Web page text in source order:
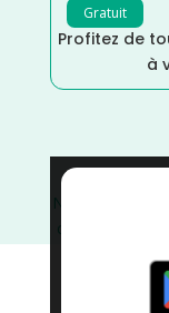
Gratuit
Profitez de
à
Novembre
courses